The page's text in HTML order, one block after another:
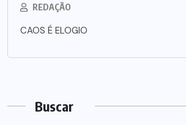
REDAÇÃO
CAOS É ELOGIO
Buscar